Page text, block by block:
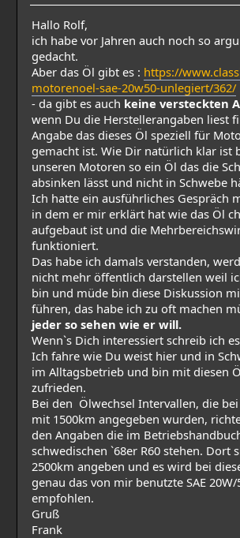
Hallo Rolf,
ich habe vor Jahren auch noch so
gedacht.
Aber das Öl gibt es : https://
motorenoel-sae-20w50-unlegiert/362/
- da gibt es auch keine versteckten
wenn Du die Herstellerangaben liest
Angabe das dieses Öl speziell für
gemacht ist. Wie Dir natürlich klar ist
unseren Motoren so ein Öl das die
absinken lässt und nicht in Schwebe
Ich hatte ein ausführliches Gespräch
in dem er mir erklärt hat wie das Öl
aufgebaut ist und die
funktioniert.
Das habe ich damals verstanden,
nicht mehr öffentlich darstellen weil
bin und müde bin diese Diskussion
führen, das habe ich zu oft machen
jeder so sehen wie er will.
Wenn`s Dich interessiert schreib ich
Ich fahre wie Du weist hier und in
im Alltagsbetrieb und bin mit diesen
zufrieden.
Bei den Ölwechsel Intervallen, die bei
mit 1500km angegeben wurden,
den Angaben die im
schwedischen `68er R60 stehen. Dort
2500km angeben und es wird bei
genau das von mir benutzte SAE
empfohlen.
Gruß
Frank